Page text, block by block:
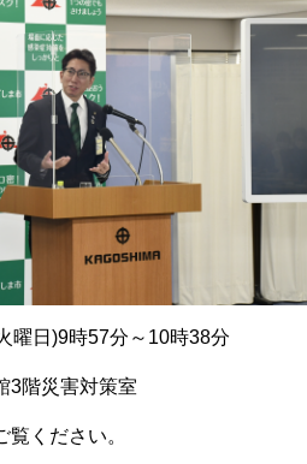
曜日)9時57分～10時38分
3階災害対策室
ください。